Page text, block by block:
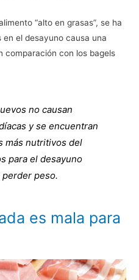
“alto en grasas”, se ha
el desayuno causa una
comparación con los bagels
no causan
y se encuentran
más nutritivos del
para el desayuno
peso.
es mala para